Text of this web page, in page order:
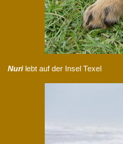
Nurilebt auf der Insel Texel